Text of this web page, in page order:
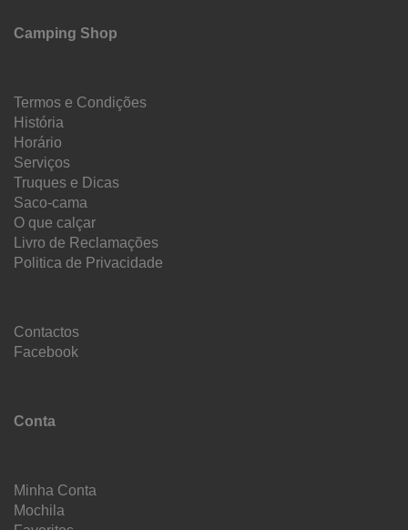
Camping Shop
Termos e Condições
História
Horário
Serviços
Truques e Dicas
Saco-cama
O que calçar
Livro de Reclamações
Politica de Privacidade
Contactos
Facebook
Conta
Minha Conta
Mochila